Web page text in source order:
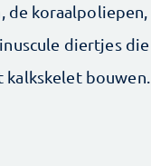
de
diertjes
kalkskelet bouwen.